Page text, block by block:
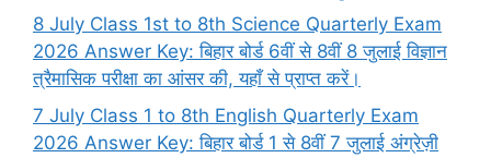
8 July Class 1st to 8th Science Quarterly Exam
2026 Answer Key: बिहार बोर्ड 6वीं से 8वीं 8 जुलाई विज्ञान
त्रैमासिक परीक्षा का आंसर की, यहाँ से प्राप्त करें।
7 July Class 1 to 8th English Quarterly Exam
2026 Answer Key: बिहार बोर्ड 1 से 8वीं 7 जुलाई अंग्रेज़ी